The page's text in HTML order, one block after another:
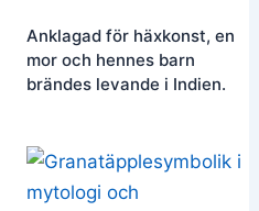
Anklagad för häxkonst, en
mor och hennes barn
brändes levande i Indien.